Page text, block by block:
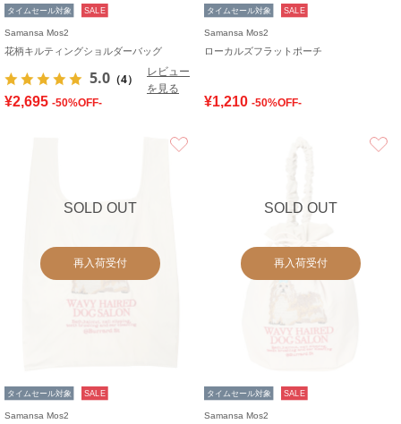
タイムセール対象 SALE
Samansa Mos2
花柄キルティングショルダーバッグ
5.0 （4）
レビュー
を見る
¥2,695 -50%OFF-
タイムセール対象 SALE
Samansa Mos2
ローカルズフラットポーチ
¥1,210 -50%OFF-
SOLD OUT
再入荷受付
タイムセール対象 SALE
Samansa Mos2
SOLD OUT
再入荷受付
タイムセール対象 SALE
Samansa Mos2